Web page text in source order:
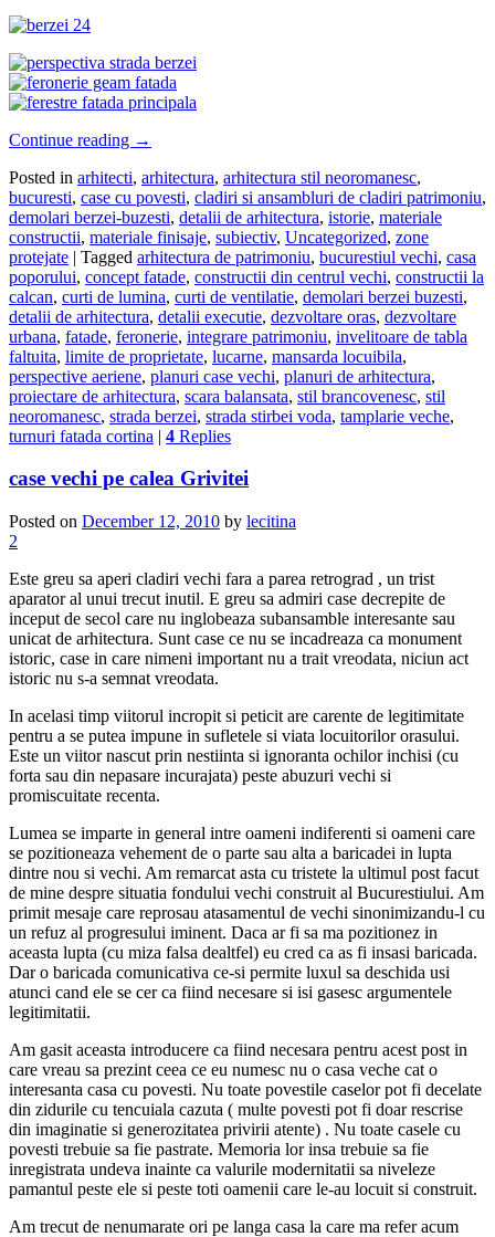
Continue reading →
Posted in arhitecti, arhitectura, arhitectura stil neoromanesc,
bucuresti, case cu povesti, cladiri si ansambluri de cladiri patrimoniu,
demolari berzei-buzesti, detalii de arhitectura, istorie, materiale
constructii, materiale finisaje, subiectiv, Uncategorized, zone
protejate | Tagged arhitectura de patrimoniu, bucurestiul vechi, casa
poporului, concept fatade, constructii din centrul vechi, constructii la
calcan, curti de lumina, curti de ventilatie, demolari berzei buzesti,
detalii de arhitectura, detalii executie, dezvoltare oras, dezvoltare
urbana, fatade, feronerie, integrare patrimoniu, invelitoare de tabla
faltuita, limite de proprietate, lucarne, mansarda locuibila,
perspective aeriene, planuri case vechi, planuri de arhitectura,
proiectare de arhitectura, scara balansata, stil brancovenesc, stil
neoromanesc, strada berzei, strada stirbei voda, tamplarie veche,
turnuri fatada cortina | 4 Replies
case vechi pe calea Grivitei
Posted on December 12, 2010 by lecitina
2
Este greu sa aperi cladiri vechi fara a parea retrograd , un trist
aparator al unui trecut inutil. E greu sa admiri case decrepite de
inceput de secol care nu inglobeaza subansamble interesante sau
unicat de arhitectura. Sunt case ce nu se incadreaza ca monument
istoric, case in care nimeni important nu a trait vreodata, niciun act
istoric nu s-a semnat vreodata.
In acelasi timp viitorul incropit si peticit are carente de legitimitate
pentru a se putea impune in sufletele si viata locuitorilor orasului.
Este un viitor nascut prin nestiinta si ignoranta ochilor inchisi (cu
forta sau din nepasare incurajata) peste abuzuri vechi si
promiscuitate recenta.
Lumea se imparte in general intre oameni indiferenti si oameni care
se pozitioneaza vehement de o parte sau alta a baricadei in lupta
dintre nou si vechi. Am remarcat asta cu tristete la ultimul post facut
de mine despre situatia fondului vechi construit al Bucurestiului. Am
primit mesaje care reprosau atasamentul de vechi sinonimizandu-l cu
un refuz al progresului iminent. Daca ar fi sa ma pozitionez in
aceasta lupta (cu miza falsa dealtfel) eu cred ca as fi insasi baricada.
Dar o baricada comunicativa ce-si permite luxul sa deschida usi
atunci cand ele se cer ca fiind necesare si isi gasesc argumentele
legitimitatii.
Am gasit aceasta introducere ca fiind necesara pentru acest post in
care vreau sa prezint ceea ce eu numesc nu o casa veche cat o
interesanta casa cu povesti. Nu toate povestile caselor pot fi decelate
din zidurile cu tencuiala cazuta ( multe povesti pot fi doar rescrise
din imaginatie si generozitatea privirii atente) . Nu toate casele cu
povesti trebuie sa fie pastrate. Memoria lor insa trebuie sa fie
inregistrata undeva inainte ca valurile modernitatii sa niveleze
pamantul peste ele si peste toti oamenii care le-au locuit si construit.
Am trecut de nenumarate ori pe langa casa la care ma refer acum